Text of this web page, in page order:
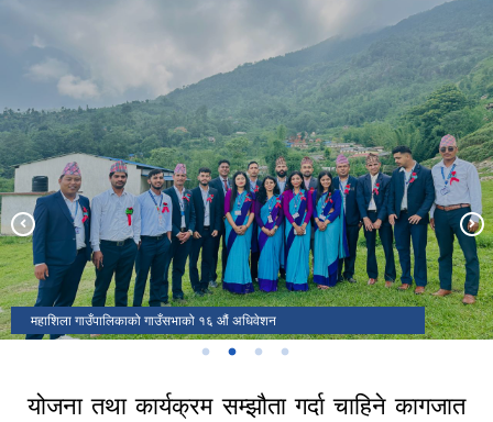
पुर्ण खाेप सुनिस्चितता तथा दिगाेपना कार्यक्रममा
महाशिला गाउँपालिकाको गाउँसभाको १६ औं अधिवेशन
महाशिला विकास स्वयंसेवक
१९ औं राष्ट्रिय महिला सामुदायिक स्वास्थ्य स्वयंसेविका दिवस
योजना तथा कार्यक्रम सम्झौता गर्दा चाहिने कागजात